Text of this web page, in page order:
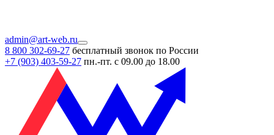
admin@art-web.ru
8 800 302-69-27 бесплатный звонок по России
+7 (903) 403-59-27 пн.-пт. с 09.00 до 18.00